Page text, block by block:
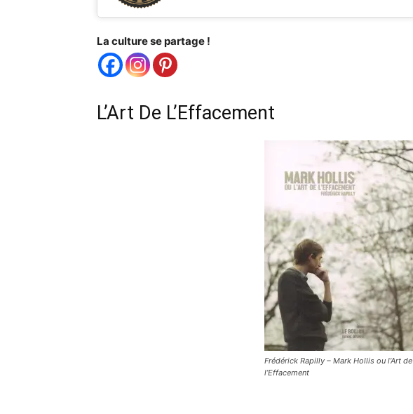
La culture se partage !
L’Art De L’Effacement
Frédérick Rapilly – Mark Hollis ou l’Art de
l’Effacement